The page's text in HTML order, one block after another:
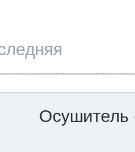
Осушитель